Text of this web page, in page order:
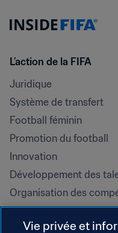
L’action de la FIFA
Juridique
Système de transfert
Football féminin
Promotion du football
Innovation
Développement des
Organisation des
Développement durable
Droits de l'homme et
Vie privée et